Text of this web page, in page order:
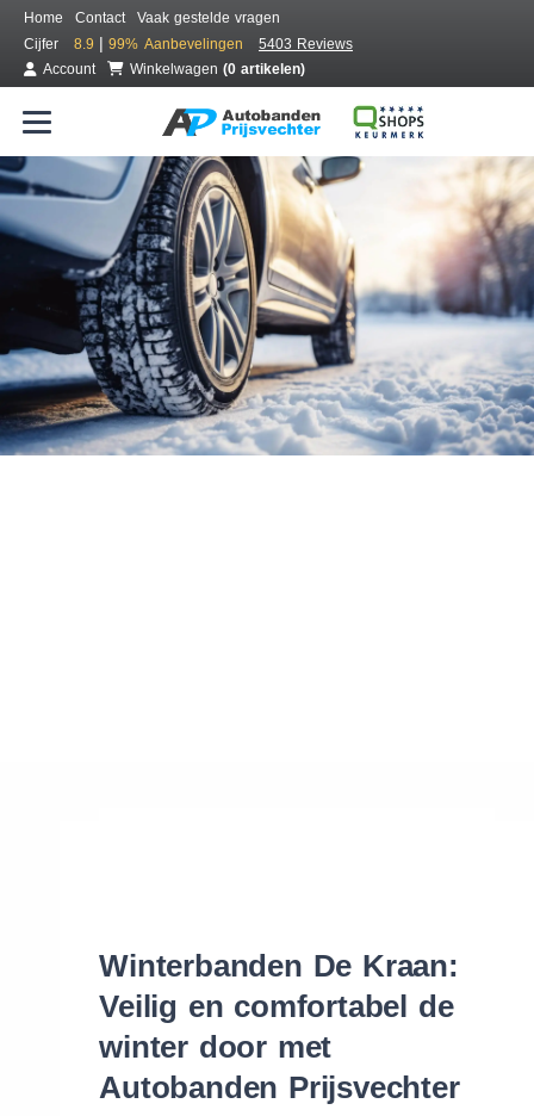
Home Contact
Vaak gestelde vragen
Cijfer
8.9 | 99% Aanbevelingen
5403 Reviews
Account
Winkelwagen (0 artikelen)
Bestel voordelig winterbanden
Gratis bezorgd of montage bij jou in de buurt
Seizoen:
Merken:
Winterbanden De Kraan:
Veilig en comfortabel de
winter door met
Autobanden Prijsvechter